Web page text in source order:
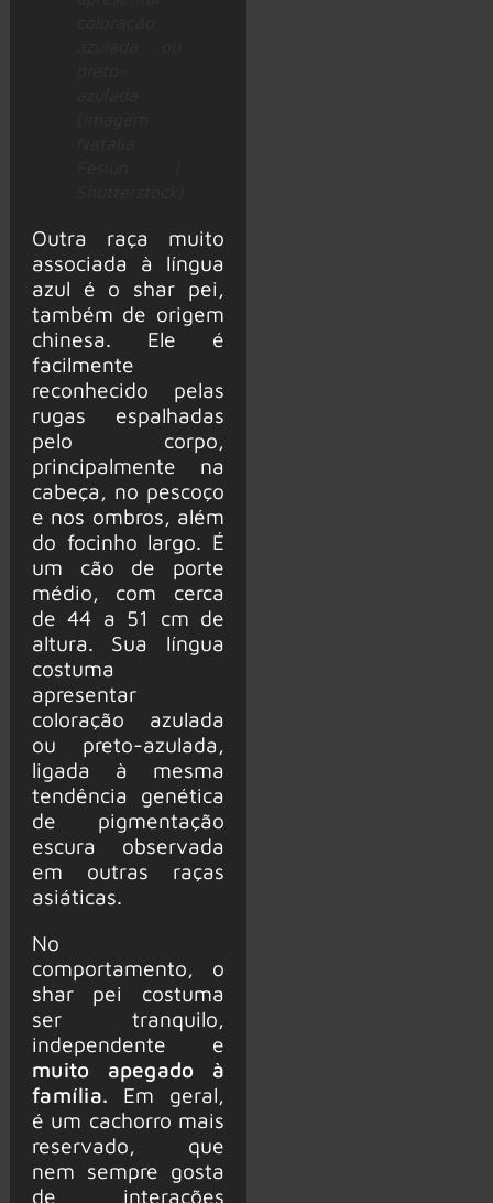
Outra raça muito
associada à língua
azul é o shar pei,
também de origem
chinesa. Ele é
facilmente
reconhecido pelas
rugas espalhadas
pelo corpo,
principalmente na
cabeça, no pescoço
e nos ombros, além
do focinho largo. É
um cão de porte
médio, com cerca
de 44 a 51 cm de
altura. Sua língua
costuma
apresentar
coloração azulada
ou preto-azulada,
ligada à mesma
tendência genética
de pigmentação
escura observada
em outras raças
asiáticas.
No
comportamento, o
shar pei costuma
ser tranquilo,
independente e
muito apegado à
família. Em geral,
é um cachorro mais
reservado, que
nem sempre gosta
de interações